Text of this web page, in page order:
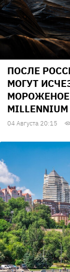
ПОСЛЕ
МОГУТ
MILLENNIUM
04 Августа 20:15